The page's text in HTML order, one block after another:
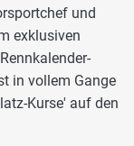
und
exklusiven
in vollem Gange
Kurse' auf den